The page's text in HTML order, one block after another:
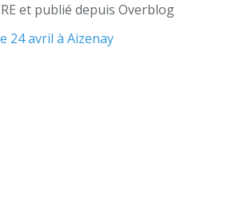
et publié depuis Overblog